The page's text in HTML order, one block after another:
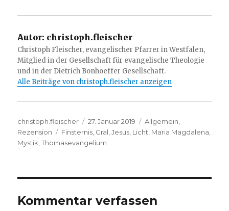
Autor: christoph.fleischer
Christoph Fleischer, evangelischer Pfarrer in Westfalen,
Mitglied in der Gesellschaft für evangelische Theologie
und in der Dietrich Bonhoeffer Gesellschaft.
Alle Beiträge von christoph.fleischer anzeigen
Autor
christoph.fleischer
Veröffentlicht
am
27. Januar 2019 Kategorien
Allgemein
Rezension
Schlagwörter
Finsternis Gral ,Jesus Licht Maria Magdalena
Mystik ,Thomasevangelium
Kommentar verfassen